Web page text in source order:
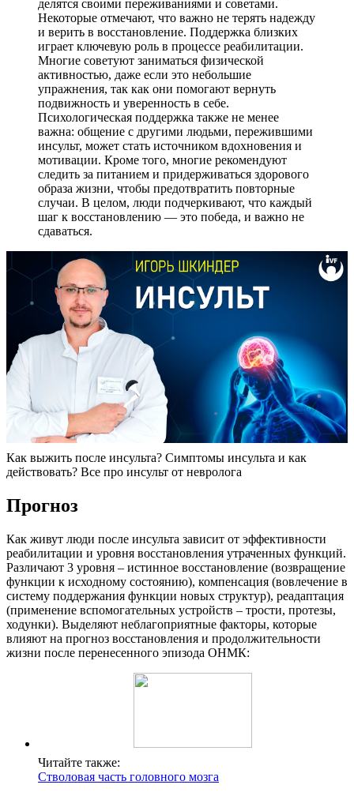
делятся своими переживаниями и советами.
Некоторые отмечают, что важно не терять надежду
и верить в восстановление. Поддержка близких
играет ключевую роль в процессе реабилитации.
Многие советуют заниматься физической
активностью, даже если это небольшие
упражнения, так как они помогают вернуть
подвижность и уверенность в себе.
Психологическая поддержка также не менее
важна: общение с другими людьми, пережившими
инсульт, может стать источником вдохновения и
мотивации. Кроме того, многие рекомендуют
следить за питанием и придерживаться здорового
образа жизни, чтобы предотвратить повторные
случаи. В целом, люди подчеркивают, что каждый
шаг к восстановлению — это победа, и важно не
сдаваться.
Как выжить после инсульта? Симптомы инсульта и как
действовать? Все про инсульт от невролога
Прогноз
Как живут люди после инсульта зависит от эффективности
реабилитации и уровня восстановления утраченных функций.
Различают 3 уровня – истинное восстановление (возвращение
функции к исходному состоянию), компенсация (вовлечение в
систему поддержания функции новых структур), реадаптация
(применение вспомогательных устройств – трости, протезы,
ходунки). Выделяют неблагоприятные факторы, которые
влияют на прогноз восстановления и продолжительности
жизни после перенесенного эпизода ОНМК:
Читайте также:
Стволовая часть головного мозга